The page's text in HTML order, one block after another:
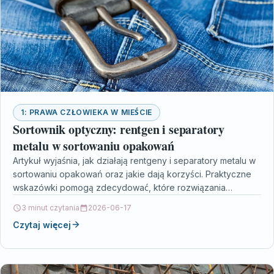
1: PRAWA CZŁOWIEKA W MIEŚCIE
Sortownik optyczny: rentgen i separatory
metalu w sortowaniu opakowań
Artykuł wyjaśnia, jak działają rentgeny i separatory metalu w
sortowaniu opakowań oraz jakie dają korzyści. Praktyczne
wskazówki pomogą zdecydować, które rozwiązania
3 minut czytania 2026-06-17
Czytaj więcej